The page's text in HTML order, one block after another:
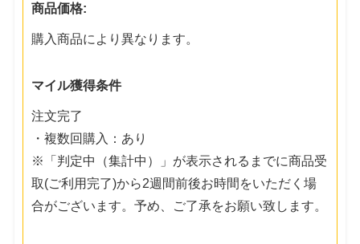
商品価格:
購入商品により異なります。
マイル獲得条件
注文完了
・複数回購入：あり
※「判定中（集計中）」が表示されるまでに商品受
取(ご利用完了)から2週間前後お時間をいただく場
合がございます。予め、ご了承をお願い致します。